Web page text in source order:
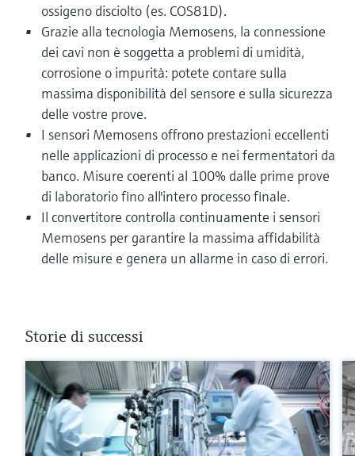
ossigeno disciolto (es. COS81D).
Grazie alla tecnologia Memosens, la connessione
dei cavi non è soggetta a problemi di umidità,
corrosione o impurità: potete contare sulla
massima disponibilità del sensore e sulla sicurezza
delle vostre prove.
I sensori Memosens offrono prestazioni eccellenti
nelle applicazioni di processo e nei fermentatori da
banco. Misure coerenti al 100% dalle prime prove
di laboratorio fino all'intero processo finale.
Il convertitore controlla continuamente i sensori
Memosens per garantire la massima affidabilità
delle misure e genera un allarme in caso di errori.
Storie di successi